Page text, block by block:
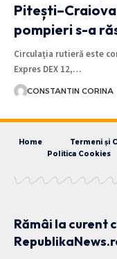
pompieri s-a
Circulația rutieră este
Expres DEX 12,…
CONSTANTIN CORINA
Home Termeni și
Politica Cookies
Rămâi la curent